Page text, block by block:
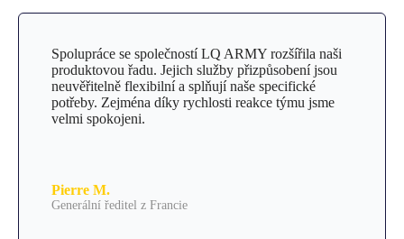
Spolupráce se společností LQ ARMY rozšířila naši
produktovou řadu. Jejich služby přizpůsobení jsou
neuvěřitelně flexibilní a splňují naše specifické
potřeby. Zejména díky rychlosti reakce týmu jsme
velmi spokojeni.
Pierre M.
Generální ředitel z Francie